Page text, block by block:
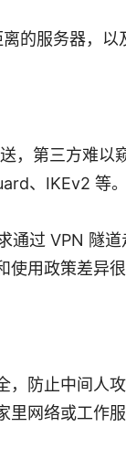
的服务器，以
，第三方难以
、IKEv2 等
过 VPN 隧道
使用政策差异
防止中间人攻
里网络或工作